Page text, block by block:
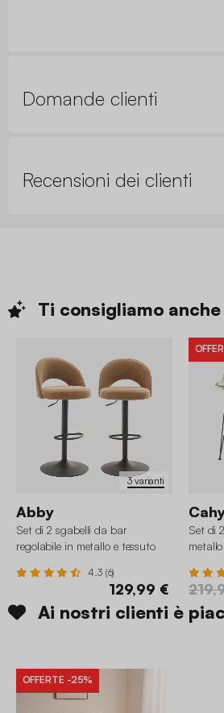
Domande clienti
Recensioni dei clienti
Ti consigliamo anche
3 varianti
Abby
Set di 2 sgabelli da bar
regolabile in metallo e tessuto
4.3 (6)
129,99 €
Set di
Ai nostri clienti è
OFFERTE -25%